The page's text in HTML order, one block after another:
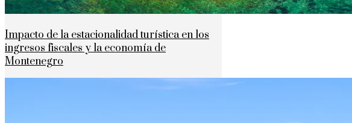
Impacto de la estacionalidad turística en los
ingresos fiscales y la economía de
Montenegro